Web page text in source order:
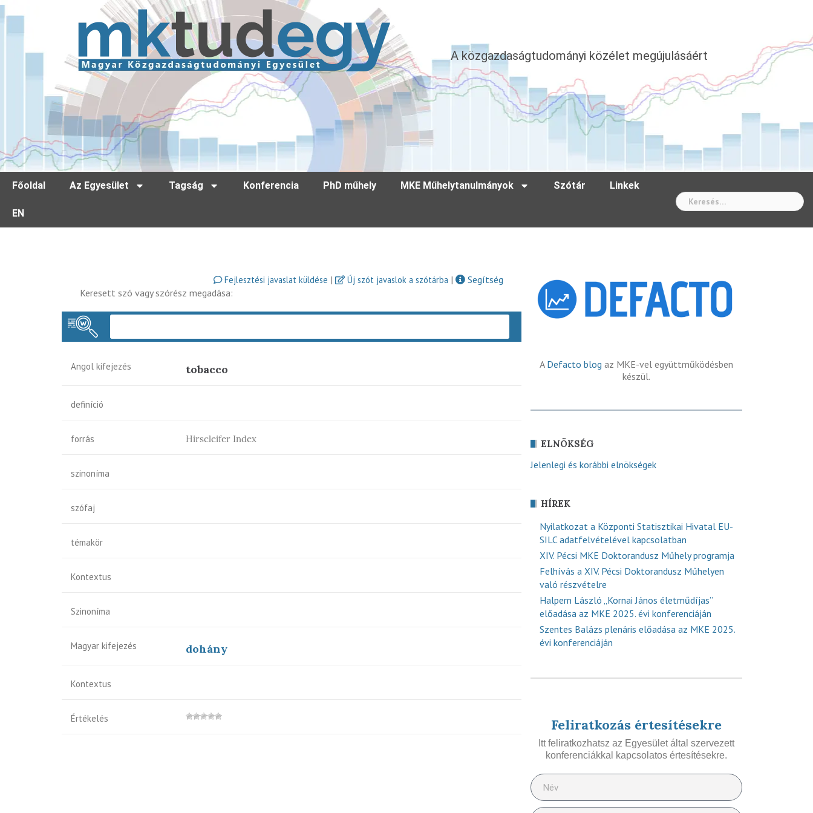
A közgazdaságtudományi közélet megújulásáért
Főoldal Az Egyesület Tagság Konferencia PhD műhely MKE Műhelytanulmányok Szótár Linkek
EN
Fejlesztési javaslat küldése | Új szót javaslok a szótárba |
Segítség
Keresett szó vagy szórész megadása:
Angol kifejezés tobacco
definíció
forrás Hirscleifer Index
szinoníma
szófaj
témakör
Kontextus
Szinoníma
Magyar kifejezés dohány
Kontextus
Értékelés
A Defacto blog az MKE-vel együttműködésben
készül.
ELNÖKSÉG
Jelenlegi és korábbi elnökségek
HÍREK
Nyilatkozat a Központi Statisztikai Hivatal EU-
SILC adatfelvételével kapcsolatban
XIV. Pécsi MKE Doktorandusz Műhely programja
Felhívás a XIV. Pécsi Doktorandusz Műhelyen
való részvételre
Halpern László „Kornai János életműdíjas”
előadása az MKE 2025. évi konferenciáján
Szentes Balázs plenáris előadása az MKE 2025.
évi konferenciáján
Feliratkozás értesítésekre
Itt feliratkozhatsz az Egyesület által szervezett
konferenciákkal kapcsolatos értesítésekre.